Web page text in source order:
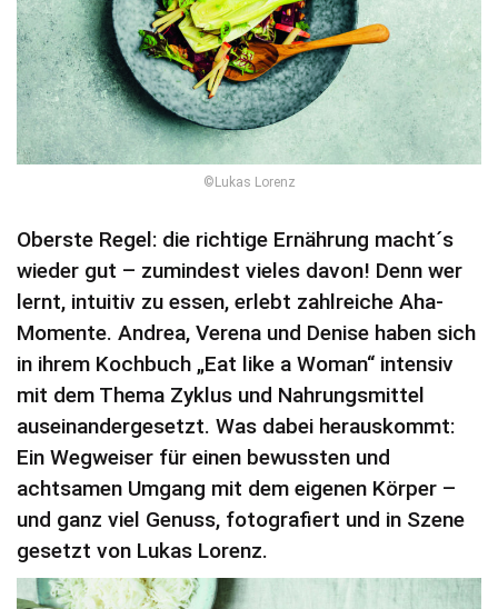
©Lukas Lorenz
Oberste Regel: die richtige Ernährung macht´s
wieder gut – zumindest vieles davon! Denn wer
lernt, intuitiv zu essen, erlebt zahlreiche Aha-
Momente. Andrea, Verena und Denise haben sich
in ihrem Kochbuch „Eat like a Woman“ intensiv
mit dem Thema Zyklus und Nahrungsmittel
auseinandergesetzt. Was dabei herauskommt:
Ein Wegweiser für einen bewussten und
achtsamen Umgang mit dem eigenen Körper –
und ganz viel Genuss, fotografiert und in Szene
gesetzt von Lukas Lorenz.